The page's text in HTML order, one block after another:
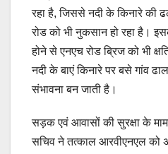
रहा है, जिससे नदी के किनारे की
रोड को भी नुकसान हो रहा है।
होने से एनएच रोड ब्रिज को भी
नदी के बाएं किनारे पर बसे गांव
संभावना बन जाती है।
सड़क एवं आवासों की सुरक्षा के
सचिव ने तत्काल आरवीएनएल को